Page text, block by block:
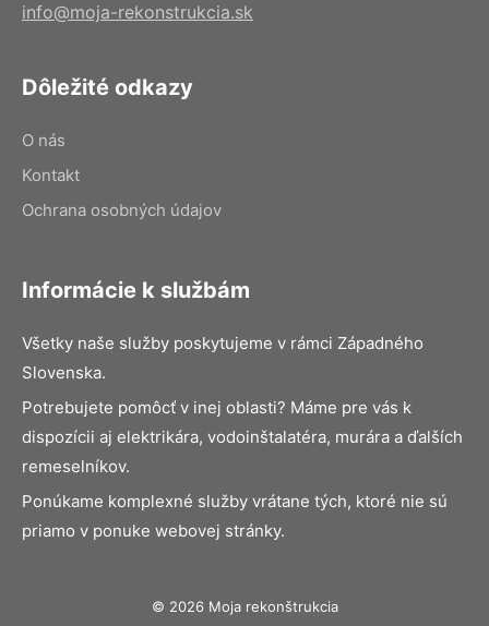
info@moja-rekonstrukcia.sk
Dôležité odkazy
O nás
Kontakt
Ochrana osobných údajov
Informácie k službám
Všetky naše služby poskytujeme v rámci Západného
Slovenska.
Potrebujete pomôcť v inej oblasti? Máme pre vás k
dispozícii aj elektrikára, vodoinštalatéra, murára a ďalších
remeselníkov.
Ponúkame komplexné služby vrátane tých, ktoré nie sú
priamo v ponuke webovej stránky.
© 2026 Moja rekonštrukcia